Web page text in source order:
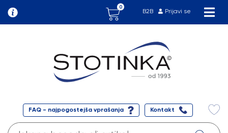
B2B Prijavi se
0
FAQ - najpogostejša vprašanja Kontakt